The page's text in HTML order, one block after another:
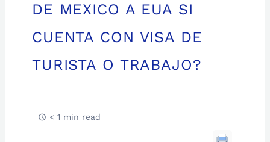
DE MEXICO A EUA SI
CUENTA CON VISA DE
TURISTA O TRABAJO?
< 1 min read